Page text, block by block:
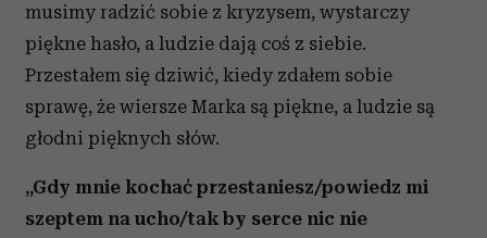
musimy radzić sobie z kryzysem, wystarczy
piękne hasło, a ludzie dają coś z siebie.
Przestałem się dziwić, kiedy zdałem sobie
sprawę, że wiersze Marka są piękne, a ludzie są
głodni pięknych słów.
„Gdy mnie kochać przestaniesz/powiedz mi
szeptem na ucho/tak by serce nic nie